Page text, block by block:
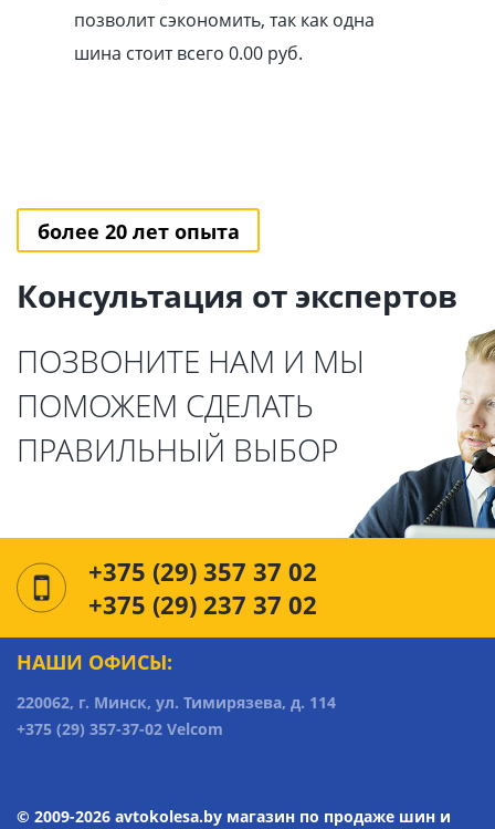
позволит сэкономить, так как одна
шина стоит всего 0.00 pуб.
более 20 лет опыта
Консультация от экспертов
ПОЗВОНИТЕ НАМ И МЫ
ПОМОЖЕМ СДЕЛАТЬ
ПРАВИЛЬНЫЙ ВЫБОР
+375 (29) 357 37 02
+375 (29) 237 37 02
НАШИ ОФИСЫ:
220062, г. Минск, ул. Тимирязева, д. 114
+375 (29) 357-37-02 Velcom
© 2009-2026 avtokolesa.by магазин по продаже шин и